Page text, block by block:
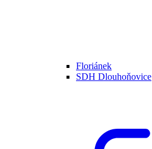
Floriánek
SDH Dlouhoňovice